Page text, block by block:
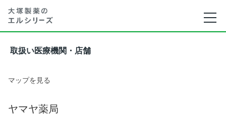
取扱い医療機関・店舗
マップを見る
ヤマヤ薬局